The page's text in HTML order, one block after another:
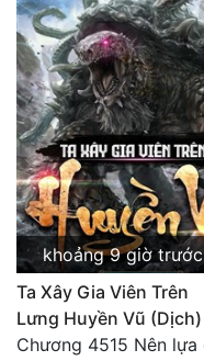
khoảng 9 giờ trước
Ta Xây Gia Viên Trên
Lưng Huyền Vũ (Dịch)